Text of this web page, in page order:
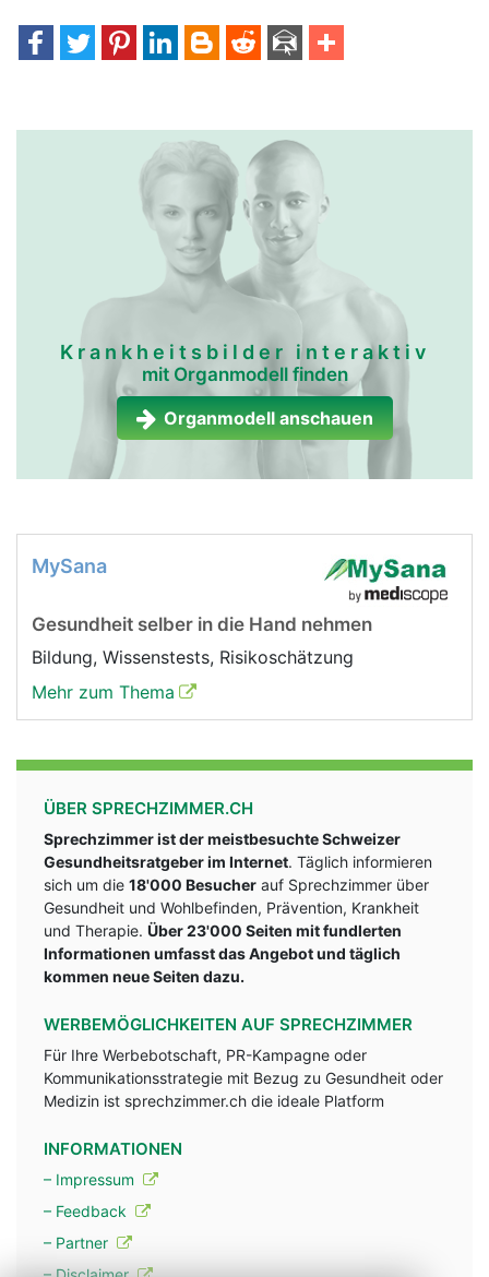
Krankheitsbilder interaktiv
mit Organmodell finden
Organmodell anschauen
MySana
Gesundheit selber in die Hand nehmen
Bildung, Wissenstests, Risikoschätzung
Mehr zum Thema
ÜBER SPRECHZIMMER.CH
Sprechzimmer ist der meistbesuchte Schweizer
Gesundheitsratgeber im Internet. Täglich informieren
sich um die 18'000 Besucher auf Sprechzimmer über
Gesundheit und Wohlbefinden, Prävention, Krankheit
und Therapie. Über 23'000 Seiten mit fundlerten
Informationen umfasst das Angebot und täglich
kommen neue Seiten dazu.
WERBEMÖGLICHKEITEN AUF SPRECHZIMMER
Für Ihre Werbebotschaft, PR-Kampagne oder
Kommunikationsstrategie mit Bezug zu Gesundheit oder
Medizin ist sprechzimmer.ch die ideale Platform
INFORMATIONEN
– Impressum
– Feedback
– Partner